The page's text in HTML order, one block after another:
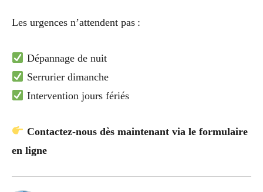
Les urgences n’attendent pas :
Dépannage de nuit
Serrurier dimanche
Intervention jours fériés
Contactez-nous dès maintenant via le formulaire
en ligne